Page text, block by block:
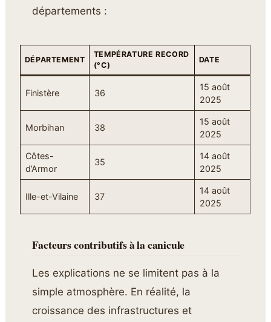
départements :
DÉPARTEMENT
TEMPÉRATURE RECORD
(°C)
DATE
Finistère 36
15 août
2025
Morbihan 38
15 août
2025
Côtes-
d’Armor
35
14 août
2025
Ille-et-Vilaine 37
14 août
2025
Facteurs contributifs à la canicule
Les explications ne se limitent pas à la
simple atmosphère. En réalité, la
croissance des infrastructures et